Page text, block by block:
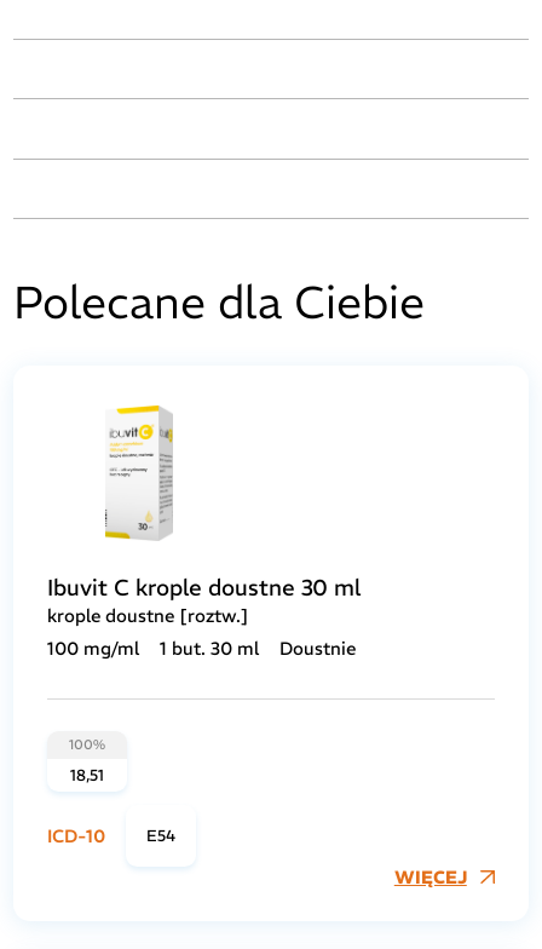
Polecane dla Ciebie
Ibuvit C krople doustne 30 ml
krople doustne [roztw.]
100 mg/ml
1 but. 30 ml Doustnie
100%
18,51
ICD-10 E54
WIĘCEJ